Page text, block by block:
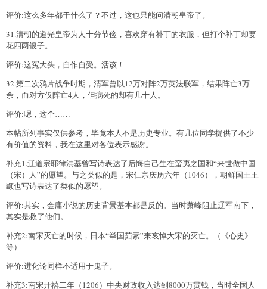
评价:这么多年都干什么了？不过，这也只能问清朝皇帝了。
31.清朝的道光皇帝为人十分节俭，喜欢穿有补丁的衣服，但打个补丁却要
花四两银子。
评价:这冤大头，自作自受。活该！
32.第二次鸦片战争时期，清军曾以12万对阵2万英法联军，结果阵亡3万
余，而对方仅阵亡4人，但病死的却有几十人。
评价:嗯，这个……
本帖所列事实仅供参考，毕竟本人不是历史专业。有几位同学提供了不少
有价值的资料，我在这里对各位表示感谢。
补充1.辽道宗耶律洪基曾写诗表达了后悔自己生在蛮夷之国和“来世做中国
（宋）人”的愿望。与之类似的是，宋仁宗庆历六年（1046），朝鲜国王王
颛也写诗表达了类似的愿望。
评价:其实，金庸小说的历史背景基本都是反的。当时萧峰阻止辽军南下，
其实是救了他们。
补充2:南宋灭亡的时候，日本“举国茹素”来哀悼大宋的灭亡。（《心史》
等）
评价:进化论同样不适用于鬼子。
补充3:南宋开禧二年（1206）中央财政收入达到8000万贯钱，当时全国人